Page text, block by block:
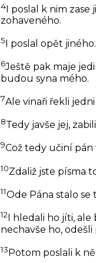
4I poslal k nim zase
zohaveného.
5 I poslal opět
6Ještě pak maje
budou syna mého.
7Ale vinaři řekli
8Tedy javše jej,
9Což tedy učiní pán
10Zdaliž jste písma
11Ode Pána stalo se
12 I hledali ho jíti,
nechavše ho, odešli
13Potom poslali k